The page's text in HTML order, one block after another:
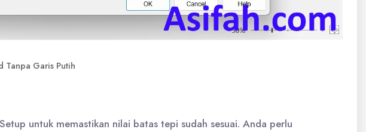
Tanpa Garis Putih
untuk memastikan nilai batas tepi sudah sesuai. Anda perlu